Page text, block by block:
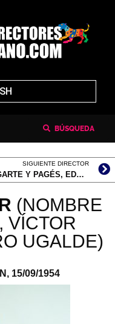
BÚSQUEDA
SIGUIENTE DIRECTOR
UGARTE Y PAGÉS, EDUARDO
(NOMBRE
VÍCTOR
UGALDE)
15/09/1954